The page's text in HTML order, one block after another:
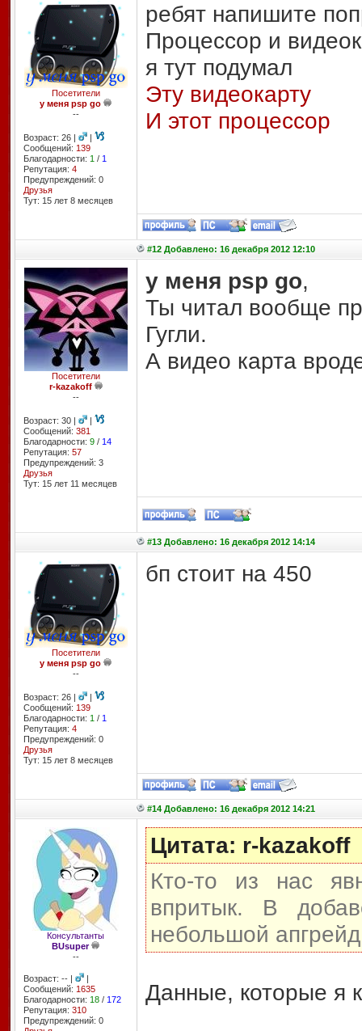
Посетители
у меня psp go
--
Возраст: 26 |
|
Сообщений: 139
Благодарности: 1 / 1
Репутация: 4
Предупреждений: 0
Друзья
Тут: 15 лет 8 месяцев
ребят напишите
Процессор и
я тут подумал
Эту видеокарту
И этот процессор
#12 Добавлено: 16 декабря 2012 12:10
Посетители
r-kazakoff
--
Возраст: 30 |
|
Сообщений: 381
Благодарности: 9/ 14
Репутация: 57
Предупреждений: 3
Друзья
Тут: 15 лет 11 месяцев
у меня psp go,
Ты читал вообще
Гугли.
А видео карта
#13 Добавлено: 16 декабря 2012 14:14
Посетители
у меня psp go
--
Возраст: 26 |
|
Сообщений: 139
Благодарности: 1 / 1
Репутация: 4
Предупреждений: 0
Друзья
Тут: 15 лет 8 месяцев
бп стоит на 450
#14 Добавлено: 16 декабря 2012 14:21
Консультанты
BUsuper
--
Возраст: -- |
|
Сообщений: 1635
Благодарности: 18/ 172
Репутация: 310
Предупреждений: 0
Цитата: r-kazakoff
Кто-то из нас
впритык. В
небольшой
Данные, которые я